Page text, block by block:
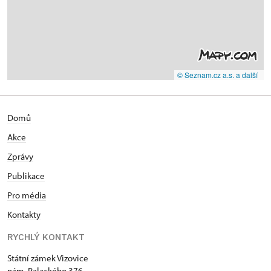
© Seznam.cz a.s. a další
Domů
Akce
Zprávy
Publikace
Pro média
Kontakty
RYCHLÝ KONTAKT
Státní zámek Vizovice